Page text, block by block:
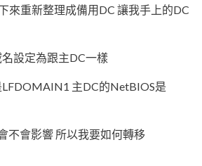
來重新整理成備用DC 讓我手上的DC
設定為跟主DC一樣
主DC的NetBIOS是
不會影響 所以我要如何轉移